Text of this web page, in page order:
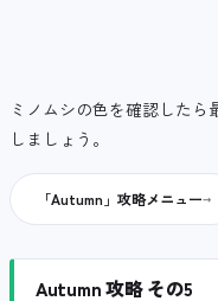
ミノムシの色を確認した
しましょう。
「Autumn」攻略メニュー
Autumn 攻略 その5